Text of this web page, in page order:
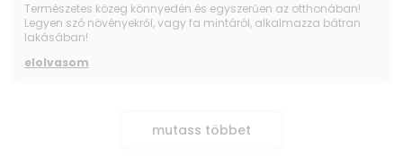
Természetes közeg könnyedén és egyszerűen az otthonában!
Legyen szó növényekről, vagy fa mintáról, alkalmazza bátran
lakásában!
elolvasom
mutass többet